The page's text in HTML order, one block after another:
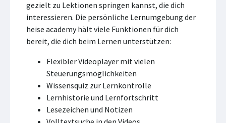
gezielt zu Lektionen springen kannst, die dich
interessieren. Die persönliche Lernumgebung der
heise academy hält viele Funktionen für dich
bereit, die dich beim Lernen unterstützen:
Flexibler Videoplayer mit vielen
Steuerungsmöglichkeiten
Wissensquiz zur Lernkontrolle
Lernhistorie und Lernfortschritt
Lesezeichen und Notizen